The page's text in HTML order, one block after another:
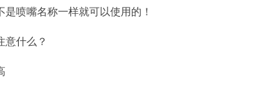
是喷嘴名称一样就可以使用的！
意什么？